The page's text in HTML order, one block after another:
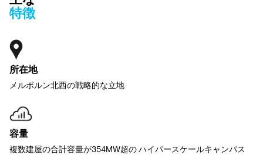
特徴
所在地
メルボルン北西の戦略的な立地
容量
複数建屋の合計容量が354MW超の ハイパースケールキャンパス